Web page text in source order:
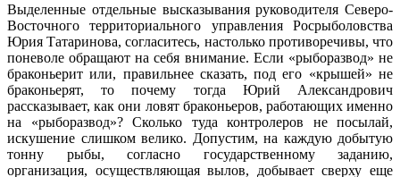
Выделенные отдельные высказывания руководителя Северо-
Восточного территориального управления Росрыболовства
Юрия Татаринова, согласитесь, настолько противоречивы, что
поневоле обращают на себя внимание. Если «рыборазвод» не
браконьерит или, правильнее сказать, под его «крышей» не
браконьерят, то почему тогда Юрий Александрович
рассказывает, как они ловят браконьеров, работающих именно
на «рыборазвод»? Сколько туда контролеров не посылай,
искушение слишком велико. Допустим, на каждую добытую
тонну рыбы, согласно государственному заданию,
организация, осуществляющая вылов, добывает сверху еще